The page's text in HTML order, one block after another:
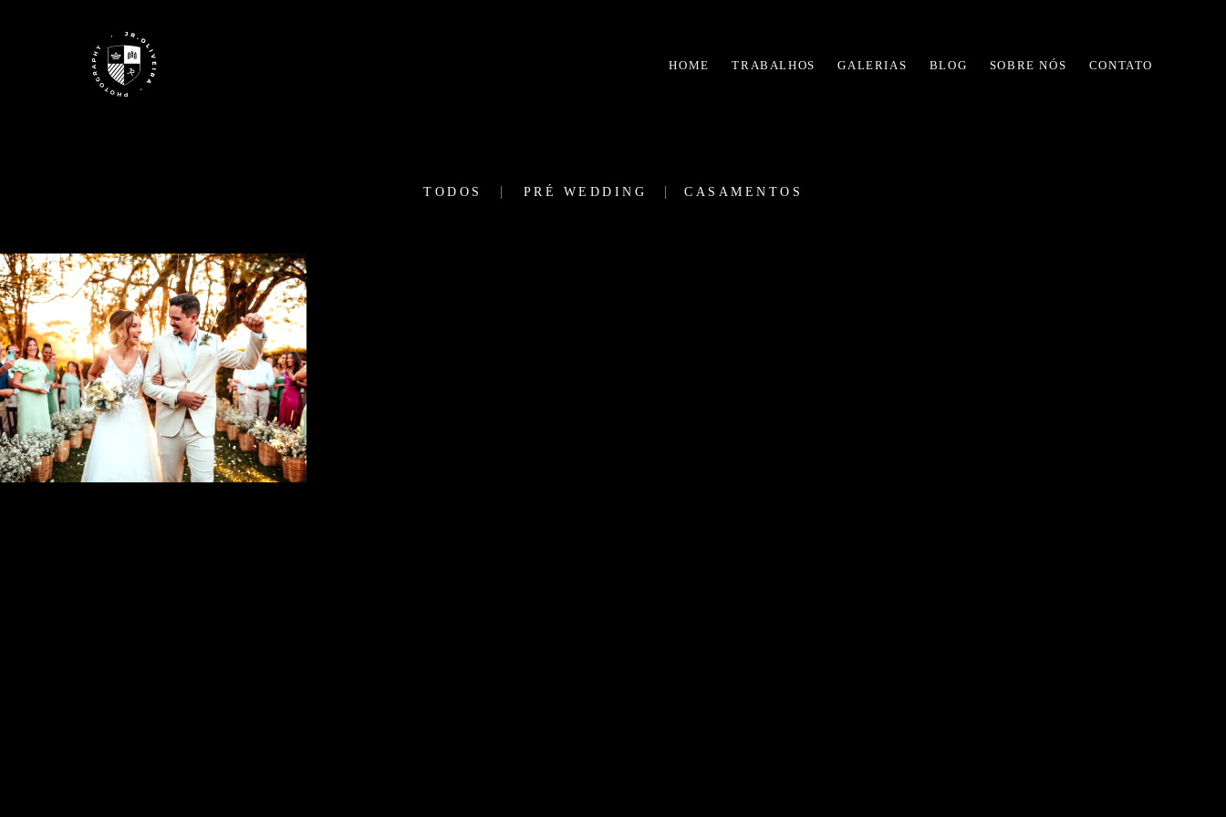
HOME TRABALHOS GALERIAS BLOG SOBRE NÓS CONTATO
TODOS PRÉ WEDDING CASAMENTOS
827 0